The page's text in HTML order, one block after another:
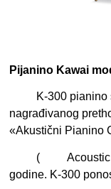
Pijanino Kawai
K-300
nagrađivanog
«Akustični Pianino
(
godine. K-300